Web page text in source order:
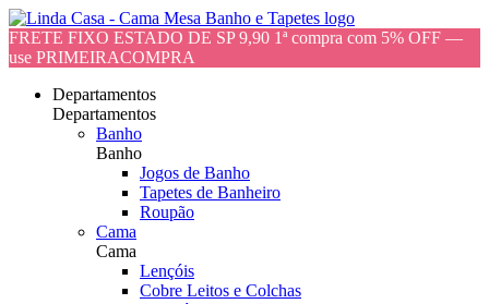
FRETE FIXO ESTADO DE SP 9,90 1ª compra com 5% OFF —
use PRIMEIRACOMPRA
Departamentos
Departamentos
Banho
Banho
Jogos de Banho
Tapetes de Banheiro
Roupão
Cama
Cama
Lençóis
Cobre Leitos e Colchas